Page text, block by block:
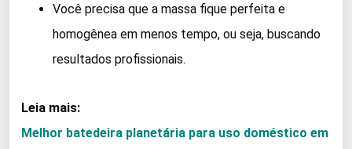
Você precisa que a massa fique perfeita e
homogênea em menos tempo, ou seja, buscando
resultados profissionais.
Leia mais:
Melhor batedeira planetária para uso doméstico em